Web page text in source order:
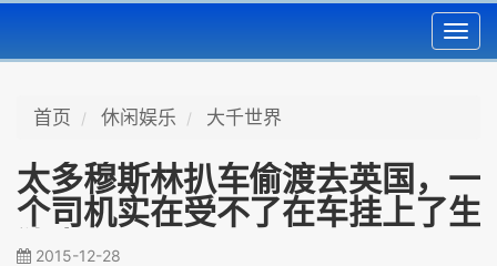
首页 休闲娱乐 大千世界
太多穆斯林扒车偷渡去英国，一
个司机实在受不了在车挂上了生
猪肉...
2015-12-28